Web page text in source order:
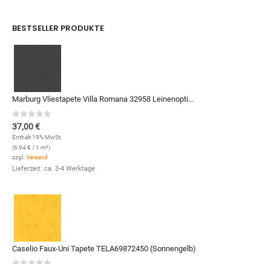
BESTSELLER PRODUKTE
Marburg Vliestapete Villa Romana 32958 Leinenoptik (Anthrazit)
0out of 5
37,00€
Enthält 19% MwSt.
(6,94€ / 1 m²)
zzgl. Versand
Lieferzeit: ca. 3-4 Werktage
Caselio Faux-Uni Tapete TELA69872450 (Sonnengelb)